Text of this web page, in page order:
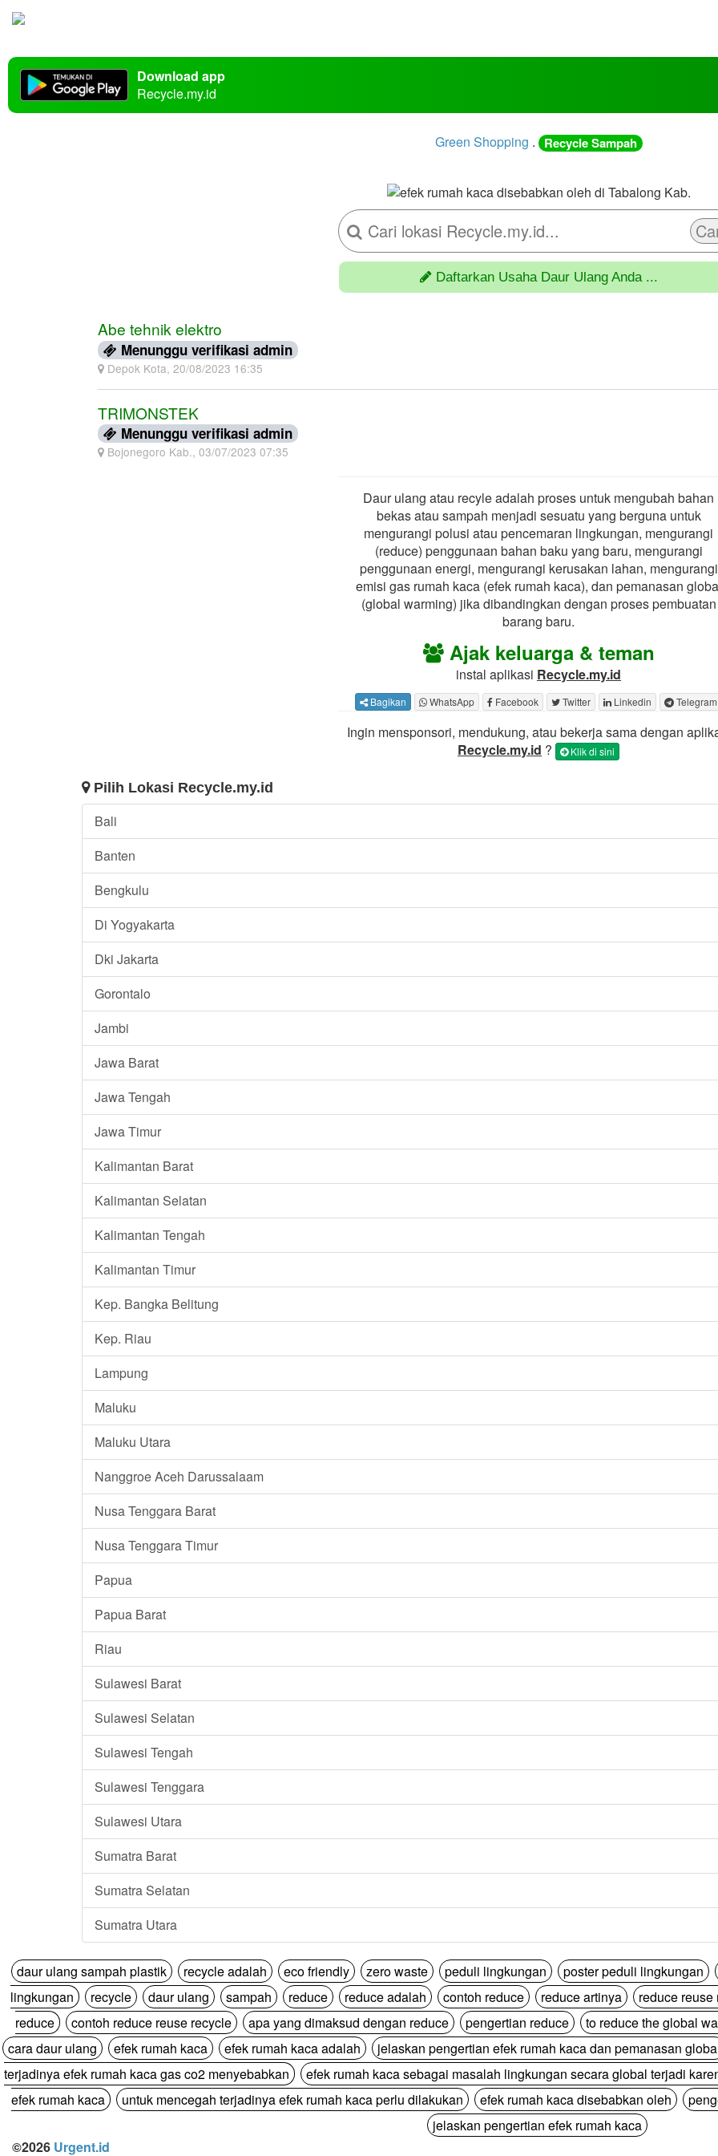
Download app
Recycle.my.id
Green Shopping . Recycle Sampah
Daftarkan Usaha Daur Ulang Anda ...
Abe tehnik elektro
Menunggu verifikasi admin
Depok Kota, 20/08/2023 16:35
TRIMONSTEK
Menunggu verifikasi admin
Bojonegoro Kab., 03/07/2023 07:35
Daur ulang atau recyle adalah proses untuk mengubah bahan
bekas atau sampah menjadi sesuatu yang berguna untuk
mengurangi polusi atau pencemaran lingkungan, mengurangi
(reduce) penggunaan bahan baku yang baru, mengurangi
penggunaan energi, mengurangi kerusakan lahan, mengurangi
emisi gas rumah kaca (efek rumah kaca), dan pemanasan
(global warming) jika dibandingkan dengan proses pembuatan
barang baru.
Ajak keluarga & teman
instal aplikasi Recycle.my.id
Bagikan WhatsApp Facebook Twitter Linkedin Telegram
Ingin mensponsori, mendukung, atau bekerja sama dengan
Recycle.my.id ? Klik di sini
Pilih Lokasi Recycle.my.id
Bali
Banten
Bengkulu
Di Yogyakarta
Dki Jakarta
Gorontalo
Jambi
Jawa Barat
Jawa Tengah
Jawa Timur
Kalimantan Barat
Kalimantan Selatan
Kalimantan Tengah
Kalimantan Timur
Kep. Bangka Belitung
Kep. Riau
Lampung
Maluku
Maluku Utara
Nanggroe Aceh Darussalaam
Nusa Tenggara Barat
Nusa Tenggara Timur
Papua
Papua Barat
Riau
Sulawesi Barat
Sulawesi Selatan
Sulawesi Tengah
Sulawesi Tenggara
Sulawesi Utara
Sumatra Barat
Sumatra Selatan
Sumatra Utara
daur ulang sampah plastik recycle adalah eco friendly zero waste peduli lingkungan
poster peduli lingkungan
lingkungan
recycle daur ulang sampah reduce reduce adalah contoh reduce reduce artinya
reduce
reduce
contoh reduce reuse recycle apa yang dimaksud dengan reduce pengertian reduce
to reduce the global
cara daur ulang
efek rumah kaca efek rumah kaca adalah
jelaskan pengertian efek rumah kaca dan pemanasan
terjadinya efek rumah kaca gas co2 menyebabkan
efek rumah kaca sebagai masalah lingkungan secara global terjadi
efek rumah kaca
untuk mencegah terjadinya efek rumah kaca perlu dilakukan efek rumah kaca disebabkan oleh
jelaskan pengertian efek rumah kaca
©2026 Urgent.id